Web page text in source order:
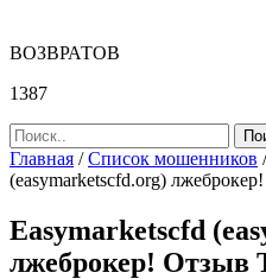
ВОЗВРАТОВ
1387
Главная /Список мошенников
(easymarketscfd.org)
Easymarketscfd
лжеброкер! Отзыв